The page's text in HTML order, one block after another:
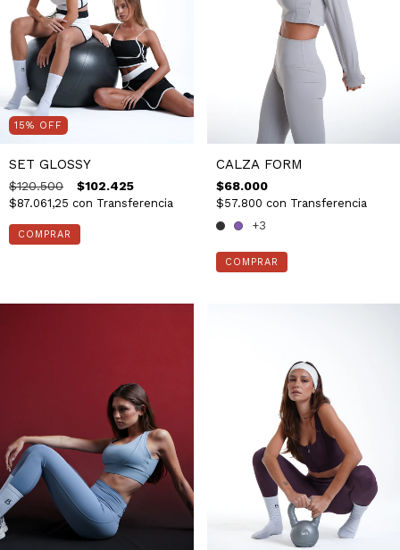
15% OFF
SET GLOSSY
$120.500 $102.425
$87.061,25 con Transferencia
CALZA FORM
$68.000
$57.800 con Transferencia
+3
COMPRAR